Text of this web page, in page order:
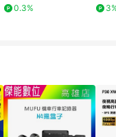
統判斷點擊路
請務必於訂單
店之品項，不符
成追蹤中斷而無法
POINTS 回
0.3%